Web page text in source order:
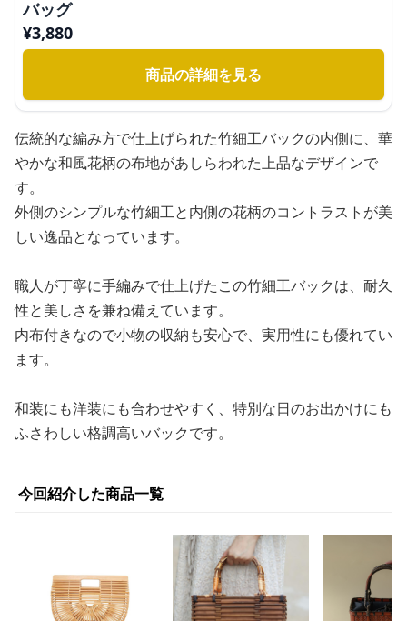
バッグ
¥3,880
商品の詳細を見る
伝統的な編み方で仕上げられた竹細工バックの内側に、華
やかな和風花柄の布地があしらわれた上品なデザインで
す。
外側のシンプルな竹細工と内側の花柄のコントラストが美
しい逸品となっています。
職人が丁寧に手編みで仕上げたこの竹細工バックは、耐久
性と美しさを兼ね備えています。
内布付きなので小物の収納も安心で、実用性にも優れてい
ます。
和装にも洋装にも合わせやすく、特別な日のお出かけにも
ふさわしい格調高いバックです。
今回紹介した商品一覧